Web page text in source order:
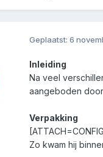
Geplaatst: 6
Inleiding
Na veel
aangeboden
Verpakking
Zo kwam hij